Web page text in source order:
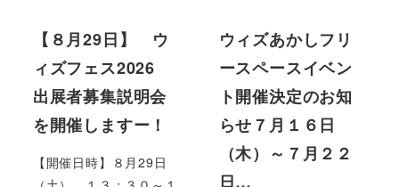
【８月29日】 ウ
ィズフェス2026
出展者募集説明会
を開催しますー！
【開催日時】８月29日
ウィズあかしフリ
ースペースイベン
ト開催決定のお知
らせ７月１６日
（木）～７月２２
日…